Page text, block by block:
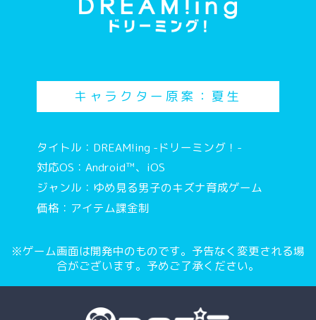
キャラクター原案：夏生
タイトル：DREAM!ing -ドリーミング！-
対応OS：Android™、iOS
ジャンル：ゆめ見る男子のキズナ育成ゲーム
価格：アイテム課金制
※ゲーム画面は開発中のものです。予告なく変更される場
合がございます。予めご了承ください。